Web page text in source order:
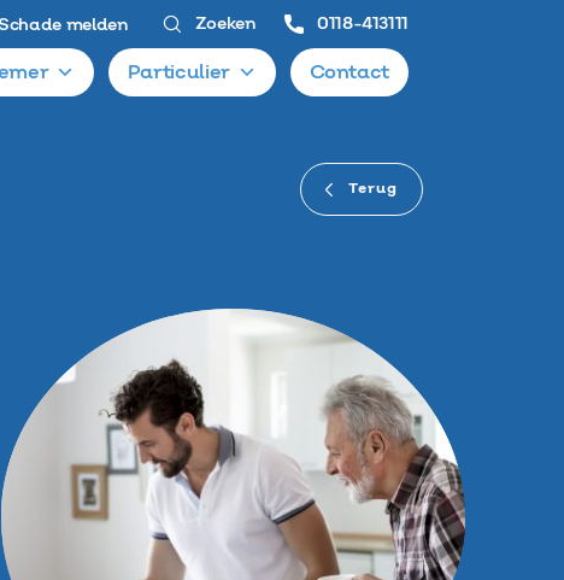
melden Zoeken 0118-413111
Particulier Contact
Terug